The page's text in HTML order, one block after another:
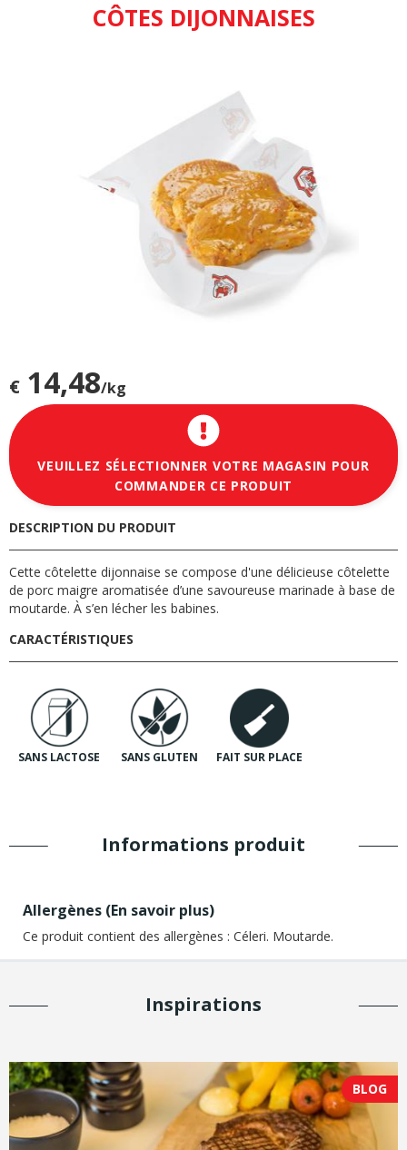
CÔTES DIJONNAISES
€ 14,48/kg
VEUILLEZ SÉLECTIONNER VOTRE MAGASIN POUR
COMMANDER CE PRODUIT
DESCRIPTION DU PRODUIT
Cette côtelette dijonnaise se compose d'une délicieuse côtelette
de porc maigre aromatisée d’une savoureuse marinade à base de
moutarde. À s’en lécher les babines.
CARACTÉRISTIQUES
SANS LACTOSE SANS GLUTEN FAIT SUR PLACE
Informations produit
Allergènes (En savoir plus)
Ce produit contient des allergènes : Céleri. Moutarde.
Inspirations
BLOG